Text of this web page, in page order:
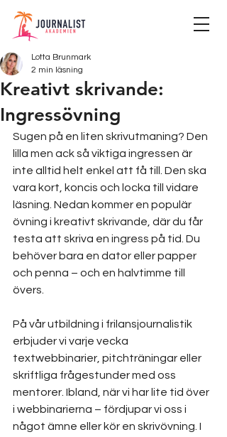
Kreativt skrivande:
Ingressövning
Lotta Brunmark
2 min läsning
Sugen på en liten skrivutmaning? Den
lilla men ack så viktiga ingressen är
inte alltid helt enkel att få till. Den ska
vara kort, koncis och locka till vidare
läsning. Nedan kommer en populär
övning i kreativt skrivande, där du får
testa att skriva en ingress på tid. Du
behöver bara en dator eller papper
och penna – och en halvtimme till
övers.
På vår utbildning i frilansjournalistik
erbjuder vi varje vecka
textwebbinarier, pitchträningar eller
skriftliga frågestunder med oss
mentorer. Ibland, när vi har lite tid över
i webbinarierna – fördjupar vi oss i
något ämne eller kör en skrivövning. I